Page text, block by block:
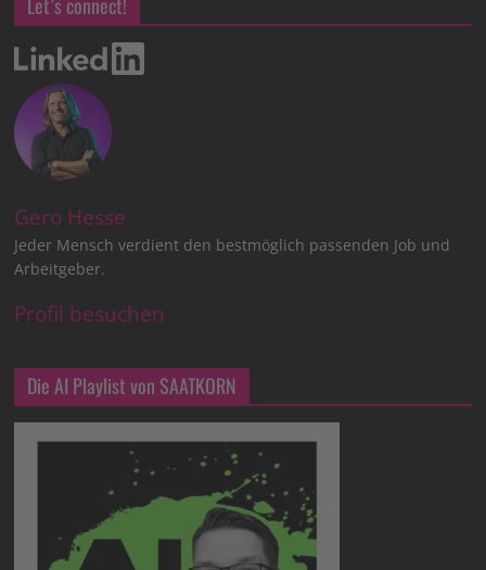
Gero Hesse
Jeder Mensch verdient den bestmöglich passenden Job und
Arbeitgeber.
Profil besuchen
Die AI Playlist von SAATKORN